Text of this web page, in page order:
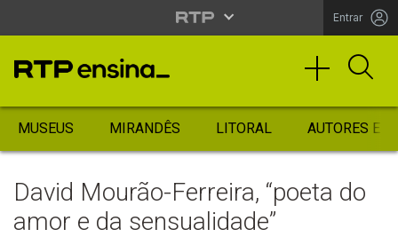
Entrar
MUSEUS MIRANDÊS LITORAL AUTORES
David Mourão-Ferreira, “poeta do
amor e da sensualidade”